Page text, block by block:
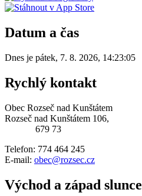
Datum a čas
Dnes je pátek, 7. 8. 2026, 14:23:05
Rychlý kontakt
Obec Rozseč nad Kunštátem
Rozseč nad Kunštátem 106,
679 73
Telefon: 774 464 245
E-mail: obec@rozsec.cz
Východ a západ slunce